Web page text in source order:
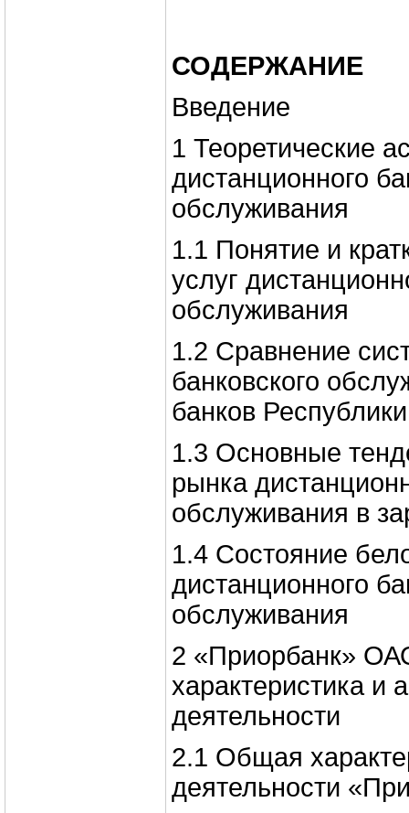
СОДЕРЖАНИЕ
Введение
1 Теоретические
дистанционного
обслуживания
1.1 Понятие и
услуг
обслуживания
1.2 Сравнение
банковского
банков
1.3 Основные
рынка
обслуживания в
1.4 Состояние
дистанционного
обслуживания
2 «Приорбанк»
характеристика и
деятельности
2.1 Общая
деятельности